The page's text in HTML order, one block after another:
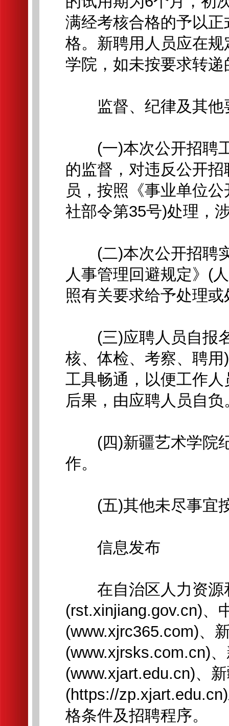
满经考核合格的予以
格。新聘用人员应在
学院，如未按要求转
监督、纪律及其他
(一)本次公开招聘工
的监督，对违反公开
员，按照《事业单位
社部令第35号)处理，
(二)本次公开招聘实
人事管理回避规定》(
照有关要求给予处理或
(三)应聘人员自报名
核、体检、考察、聘
工具畅通，以便工作
后果，由应聘人员自负
(四)新疆艺术学院纪
作。
(五)其他未尽事宜
信息发布
在自治区人力资源
(rst.xinjiang.gov.cn)、
(www.xjrc365.com)、
(www.xjrsks.com.cn)
(www.xjart.edu.cn)、
(https://
格条件及招聘程序。